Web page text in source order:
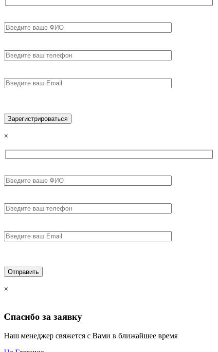
×
×
Спасибо за заявку
Наш менеджер свяжется с Вами в ближайшее время